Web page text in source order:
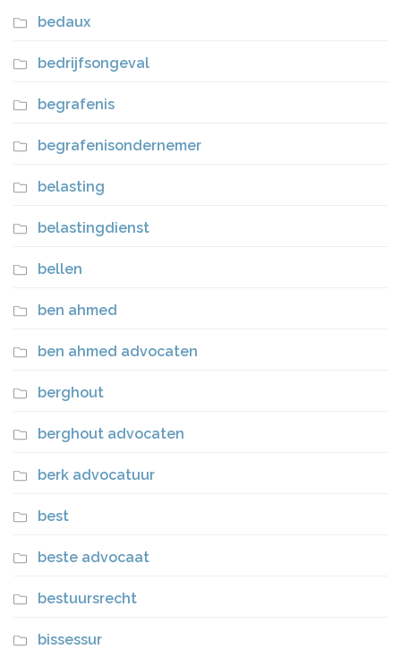
bedaux
bedrijfsongeval
begrafenis
begrafenisondernemer
belasting
belastingdienst
bellen
ben ahmed
ben ahmed advocaten
berghout
berghout advocaten
berk advocatuur
best
beste advocaat
bestuursrecht
bissessur